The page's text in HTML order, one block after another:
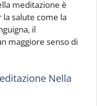
meditazione è
salute come la
il
maggiore senso di
Nella